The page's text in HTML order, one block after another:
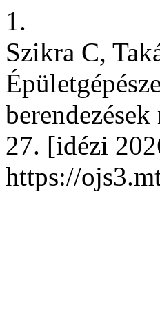
1.
Szikra C,
27. [idézi
https://